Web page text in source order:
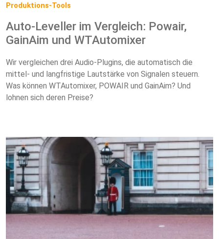
Produktions-Tools
Auto-Leveller im Vergleich: Powair,
GainAim und WTAutomixer
Wir vergleichen drei Audio-Plugins, die automatisch die
mittel- und langfristige Lautstärke von Signalen steuern.
Was können WTAutomixer, POWAIR und GainAim? Und
lohnen sich deren Preise?